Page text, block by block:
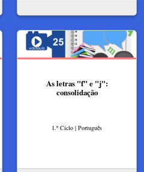
As letras "f" e "j":
consolidação
1.º Ciclo | Português